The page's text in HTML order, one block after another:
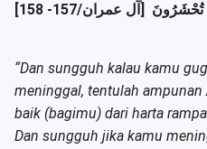
تُحْشَرُونَ [آل عمران/157- 158]
“Dan sungguh kalau kamu
meninggal, tentulah ampunan
baik (bagimu) dari harta
Dan sungguh jika kamu